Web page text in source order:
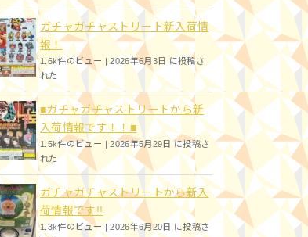
ガチャガチャストリート新入荷情
報！
1.6k件のビュー |2026年6月3日 に投稿さ
れた
■ガチャガチャストリートから新
入荷情報です！！■
1.5k件のビュー |2026年5月29日 に投稿さ
れた
ガチャガチャストリートから新入
荷情報です!!
1.3k件のビュー|2026年6月20日 に投稿さ